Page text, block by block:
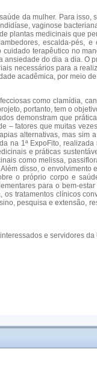
da mulher. Para
vaginose
medicinais que
escalda-pés,
terapêutico no
do dia a dia.
necessários para a
acadêmica, por meio
como clamídia,
portanto, tem o
demonstram que
fatores que muitas
alternativas, mas
1ª ExpoFito,
e práticas
como melissa,
disso, o
o próprio corpo e
para o bem-
tratamentos clínicos
pesquisa e extensão,
e servidores da